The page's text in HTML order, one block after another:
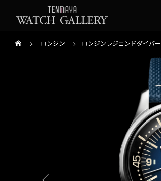
ロンジン ロンジンレジェンドダイバー